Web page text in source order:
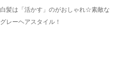
白髪は「活かす」のがおしゃれ☆素敵な
グレーヘアスタイル！